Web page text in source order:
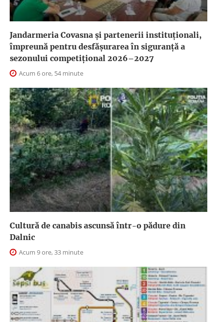
Jandarmeria Covasna și partenerii instituționali,
împreună pentru desfășurarea în siguranță a
sezonului competițional 2026–2027
Acum 6 ore, 54 minute
Cultură de canabis ascunsă într-o pădure din
Dalnic
Acum 9 ore, 33 minute